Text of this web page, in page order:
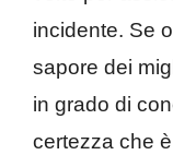
incidente. Se
sapore dei
in grado di
certezza che